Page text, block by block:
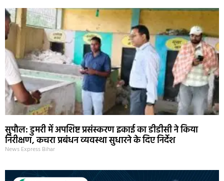
सुपौल: डुमरी में अपशिष्ट प्रसंस्करण इकाई का डीडीसी ने किया
निरीक्षण, कचरा प्रबंधन व्यवस्था सुधारने के दिए निर्देश
News Express Bihar